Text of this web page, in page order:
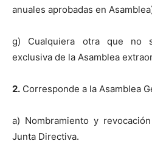
anuales aprobadas en
g) Cualquiera otra que no
exclusiva de la Asamblea
2. Corresponde a la Asamblea
a) Nombramiento y
Junta Directiva.